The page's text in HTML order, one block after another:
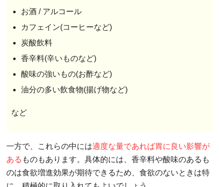
お酒 / アルコール
カフェイン(コーヒーなど)
炭酸飲料
香辛料(辛いものなど)
酸味の強いもの(お酢など)
油分の多い飲食物(揚げ物など)
など
一方で、これらの中には適度な量であれば胃に良い影響が
ある ものもあります。具体的には、香辛料や酸味のあるも
のは食欲増進効果が期待できるため、食欲のないときは特